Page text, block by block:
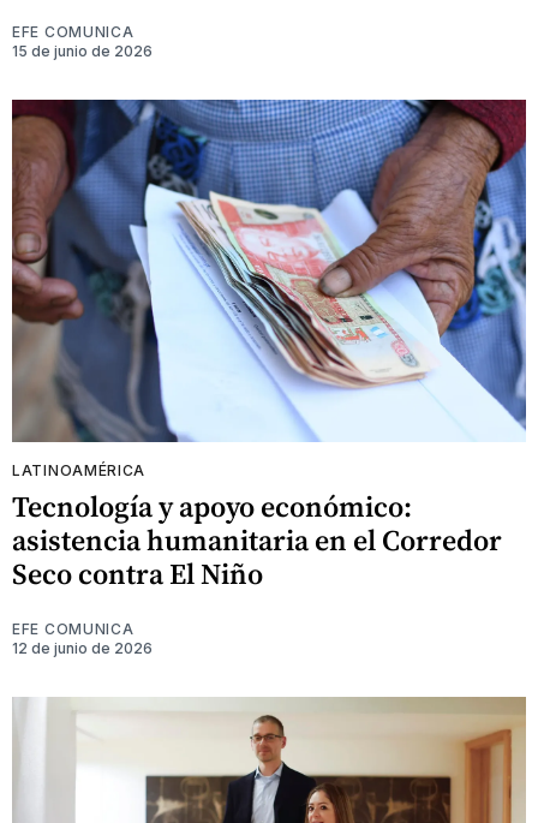
EFE COMUNICA
15 de junio de 2026
LATINOAMÉRICA
Tecnología y apoyo económico:
asistencia humanitaria en el Corredor
Seco contra El Niño
EFE COMUNICA
12 de junio de 2026